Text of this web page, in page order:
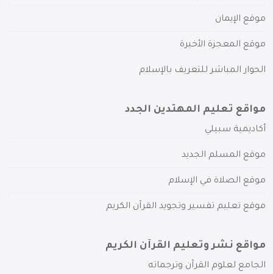
موقع الإيمان
موقع المعجزة الأخيرة
الحوار المباشر للتعريف بالإسلام
مواقع تعليم المهتدين الجدد
أكاديمية سبيلي
موقع المسلم الجديد
موقع الصلاة في الإسلام
موقع تعليم تفسير وتجويد القرآن الكريم
مواقع نشر وتعليم القرآن الكريم
الجامع لعلوم القرآن وترجماته